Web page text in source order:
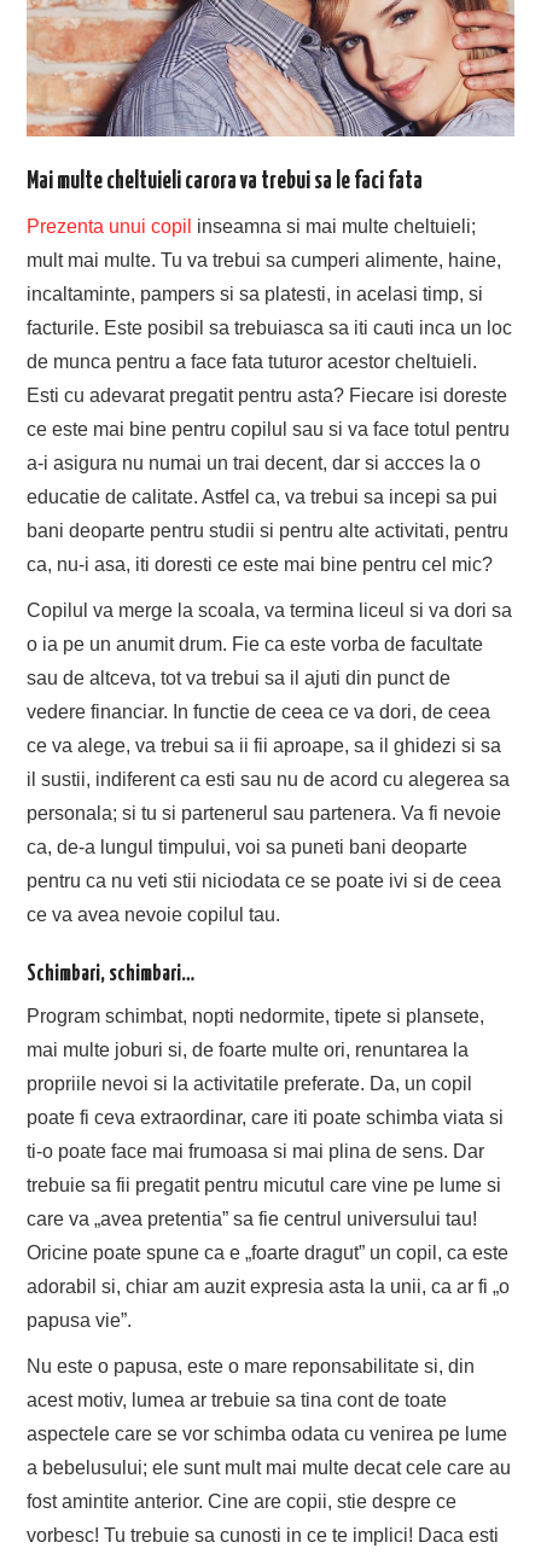
Mai multe cheltuieli carora va trebui sa le faci fata
Prezenta unui copil inseamna si mai multe cheltuieli;
mult mai multe. Tu va trebui sa cumperi alimente, haine,
incaltaminte, pampers si sa platesti, in acelasi timp, si
facturile. Este posibil sa trebuiasca sa iti cauti inca un loc
de munca pentru a face fata tuturor acestor cheltuieli.
Esti cu adevarat pregatit pentru asta? Fiecare isi doreste
ce este mai bine pentru copilul sau si va face totul pentru
a-i asigura nu numai un trai decent, dar si accces la o
educatie de calitate. Astfel ca, va trebui sa incepi sa pui
bani deoparte pentru studii si pentru alte activitati, pentru
ca, nu-i asa, iti doresti ce este mai bine pentru cel mic?
Copilul va merge la scoala, va termina liceul si va dori sa
o ia pe un anumit drum. Fie ca este vorba de facultate
sau de altceva, tot va trebui sa il ajuti din punct de
vedere financiar. In functie de ceea ce va dori, de ceea
ce va alege, va trebui sa ii fii aproape, sa il ghidezi si sa
il sustii, indiferent ca esti sau nu de acord cu alegerea sa
personala; si tu si partenerul sau partenera. Va fi nevoie
ca, de-a lungul timpului, voi sa puneti bani deoparte
pentru ca nu veti stii niciodata ce se poate ivi si de ceea
ce va avea nevoie copilul tau.
Schimbari, schimbari…
Program schimbat, nopti nedormite, tipete si plansete,
mai multe joburi si, de foarte multe ori, renuntarea la
propriile nevoi si la activitatile preferate. Da, un copil
poate fi ceva extraordinar, care iti poate schimba viata si
ti-o poate face mai frumoasa si mai plina de sens. Dar
trebuie sa fii pregatit pentru micutul care vine pe lume si
care va „avea pretentia” sa fie centrul universului tau!
Oricine poate spune ca e „foarte dragut” un copil, ca este
adorabil si, chiar am auzit expresia asta la unii, ca ar fi „o
papusa vie”.
Nu este o papusa, este o mare reponsabilitate si, din
acest motiv, lumea ar trebuie sa tina cont de toate
aspectele care se vor schimba odata cu venirea pe lume
a bebelusului; ele sunt mult mai multe decat cele care au
fost amintite anterior. Cine are copii, stie despre ce
vorbesc! Tu trebuie sa cunosti in ce te implici! Daca esti